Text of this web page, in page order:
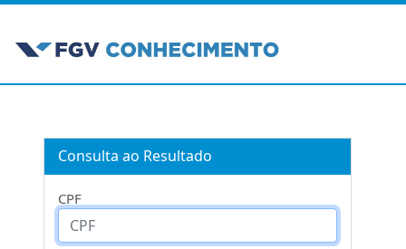
Consulta ao Resultado
CPF